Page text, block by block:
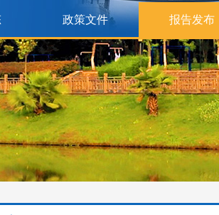
政策文件 报告发布